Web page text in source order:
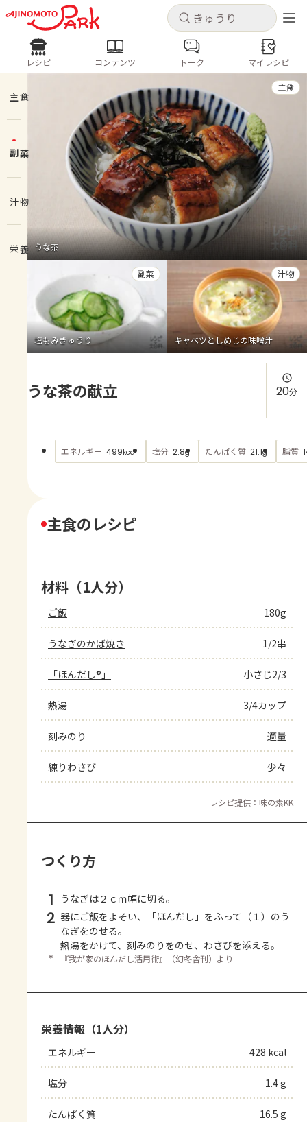
キャンセル
ログインするとレシピを保存できます
ログイン 新規登録
ホーム
コンテンツ
レシピ
トーク
よくあるお問い合わせ
お買い物
AJINOMOTO PARK とは
キャンセル
レシピ コンテンツ
人気の食材・レシピ
きゅうり なす トマト
とうもろこし
ピーマン
みょうが ゴーヤ
レシピ コンテンツ トーク マイレシピ
主食
副菜
汁物
栄養 うな茶
主食
塩もみきゅうり
副菜
キャベツとしめじの味噌汁
汁物
うな茶の献立 20分
エネルギー 499kcal 塩分 2.8g たんぱく質 21.1g 脂質
主食のレシピ
材料（1人分）
ご飯 180g
うなぎのかば焼き 1/2串
「ほんだし®」 小さじ2/3
熱湯 3/4カップ
刻みのり 適量
練りわさび 少々
レシピ提供：味の素KK
つくり方
1 うなぎは２ｃｍ幅に切る。
2 器にご飯をよそい、「ほんだし」をふって（１）のう
なぎをのせる。
熱湯をかけて、刻みのりをのせ、わさびを添える。
＊ 『我が家のほんだし活用術』（幻冬舎刊）より
栄養情報（1人分）
エネルギー 428 kcal
塩分 1.4 g
たんぱく質 16.5 g